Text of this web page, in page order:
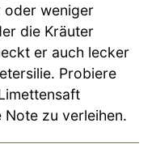
oder weniger
die Kräuter
er auch lecker
Probiere
Note zu verleihen.